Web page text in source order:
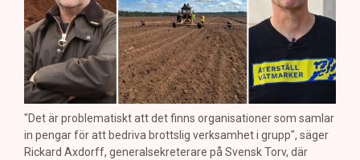
"Det är problematiskt att det finns organisationer som samlar
in pengar för att bedriva brottslig verksamhet i grupp", säger
Rickard Axdorff, generalsekreterare på Svensk Torv, där